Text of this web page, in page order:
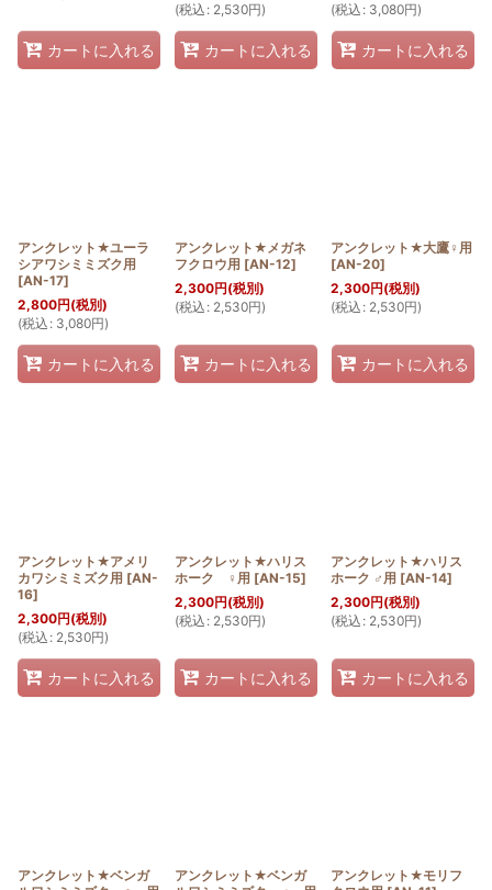
カートに入れる
(税込 : 2,530円)
カートに入れる
(税込 : 3,080円)
カートに入れる
アンクレット★ユーラ
シアワシミミズク用
[AN-17]
2,800円(税別)
(税込 : 3,080円)
カートに入れる
アンクレット★メガネ
フクロウ用 [AN-12]
2,300円(税別)
(税込 : 2,530円)
カートに入れる
アンクレット★大鷹♀用
[AN-20]
2,300円(税別)
(税込 : 2,530円)
カートに入れる
アンクレット★アメリ
カワシミミズク用 [AN-
16]
2,300円(税別)
(税込 : 2,530円)
カートに入れる
アンクレット★ハリス
ホーク ♀用 [AN-15]
2,300円(税別)
(税込 : 2,530円)
カートに入れる
アンクレット★ハリス
ホーク ♂用 [AN-14]
2,300円(税別)
(税込 : 2,530円)
カートに入れる
アンクレット★ベンガ
アンクレット★ベンガ
アンクレット★モリフ